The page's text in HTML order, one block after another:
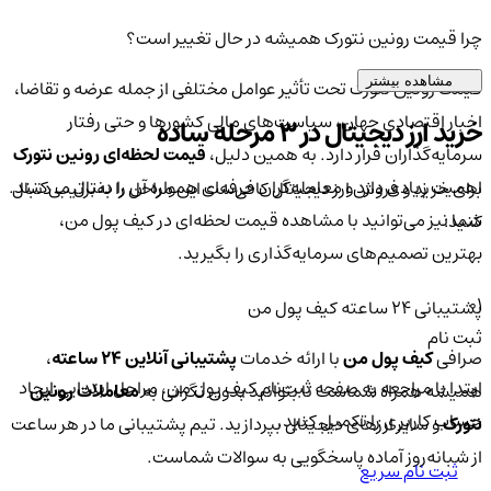
چرا قیمت رونین نتورک همیشه در حال تغییر است؟
قیمت رونین نتورک تحت تأثیر عوامل مختلفی از جمله عرضه و تقاضا،
اخبار اقتصادی جهان، سیاست‌های مالی کشورها و حتی رفتار
سرمایه‌گذاران قرار دارد. به همین دلیل،قیمت لحظه‌ای رونین نتورک
اهمیت زیادی دارد و معامله‌گران حرفه‌ای همواره آن را دنبال می‌کنند.
شما نیز می‌توانید با مشاهده قیمت لحظه‌ای در کیف پول من،
بهترین تصمیم‌های سرمایه‌گذاری را بگیرید.
پشتیبانی ۲۴ ساعته کیف پول من
صرافیکیف پول منبا ارائه خدماتپشتیبانی آنلاین ۲۴ ساعته
،
همیشه همراه شماست تا بتوانید بدون نگرانی بهمعاملات رونین
نتورکو سایر ارزهای دیجیتال بپردازید. تیم پشتیبانی ما در هر ساعت
از شبانه‌روز آماده پاسخگویی به سوالات شماست.
مشاهده بیشتر
خرید ارز دیجیتال در 3 مرحله ساده
برای خرید و فروش ارز دیجیتال کافی‌ست این مراحل را به‌ترتیب دنبال
کنید:
01
ثبت نام
ابتدا با مراجعه به صفحه ثبت‌نام کیف‌ پول من، مراحل ابتدایی ایجاد
حساب کاربری را تکمیل کنید.
ثبت نام سریع